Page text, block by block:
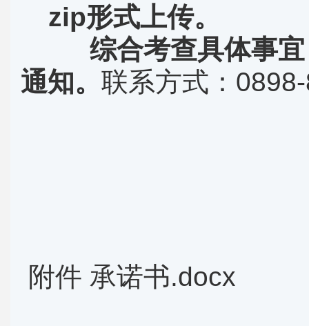
zip形式上传。
综合考查具体事
通知。 联系方式：
附件 承诺书.docx